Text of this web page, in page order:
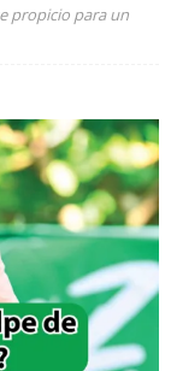
propicio para un